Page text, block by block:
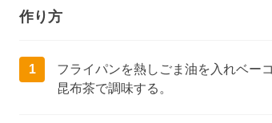
作り方
1
フライパンを熱しごま油を入れベー
昆布茶で調味する。